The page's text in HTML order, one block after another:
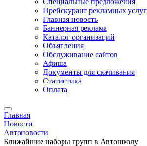
Специальные предложения
Прейскурант рекламных услуг
Главная новость
Баннерная реклама
Каталог организаций
Объявления
Обслуживание сайтов
Афиша
Документы для скачивания
Статистика
Оплата
Главная
Новости
Автоновости
Ближайшие наборы групп в Автошколу